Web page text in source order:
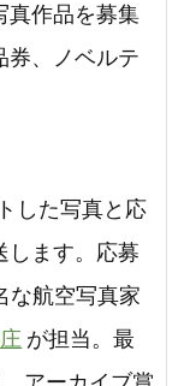
真作品を募集
券、ノベルテ
した写真と応
します。応募
な航空写真家
が担当。最